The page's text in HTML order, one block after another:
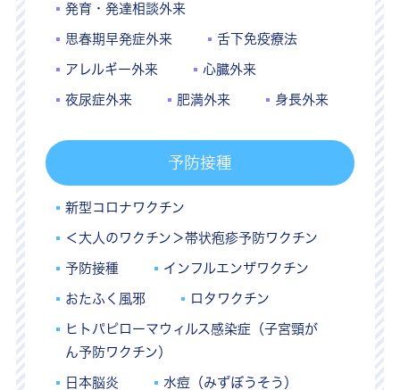
発育・発達相談外来
思春期早発症外来 舌下免疫療法
アレルギー外来 心臓外来
夜尿症外来 肥満外来 身長外来
予防接種
新型コロナワクチン
＜大人のワクチン＞帯状疱疹予防ワクチン
予防接種 インフルエンザワクチン
おたふく風邪 ロタワクチン
ヒトパピローマウィルス感染症（子宮頸が
ん予防ワクチン）
日本脳炎 水痘（みずぼうそう）